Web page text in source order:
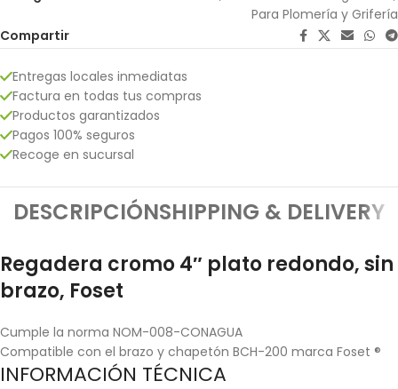
Para Plomería y Grifería
Compartir
Entregas locales inmediatas
Factura en todas tus compras
Productos garantizados
Pagos 100% seguros
Recoge en sucursal
DESCRIPCIÓNSHIPPING & DELIVERY
Regadera cromo 4″ plato redondo, sin
brazo, Foset
Cumple la norma NOM-008-CONAGUA
Compatible con el brazo y chapetón BCH-200 marca Foset ®
INFORMACIÓN TÉCNICA